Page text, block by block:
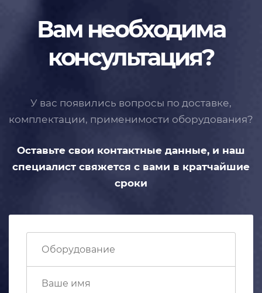
Вам необходима
консультация?
У вас появились вопросы по доставке,
комплектации, применимости оборудования?
Оставьте свои контактные данные, и наш
специалист свяжется с вами в кратчайшие
сроки